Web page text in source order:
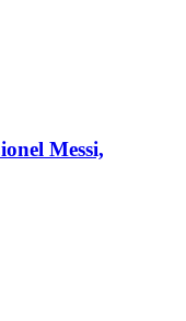
Messi,